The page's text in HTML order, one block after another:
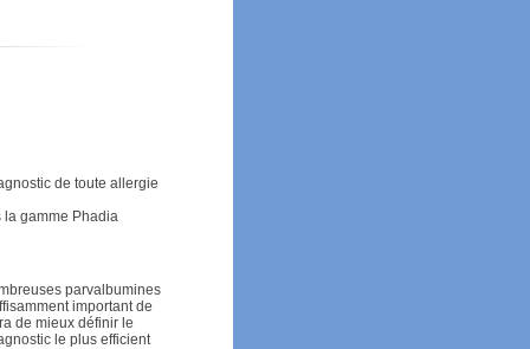
de toute allergie
gamme Phadia
parvalbumines
important de
de mieux définir le
le plus efficient